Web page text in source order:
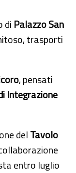
di Palazzo San
trasporti
, pensati
Integrazione
delTavolo
entro luglio